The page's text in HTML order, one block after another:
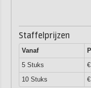
Staffelprijzen
Vanaf
5 Stuks
10 Stuks